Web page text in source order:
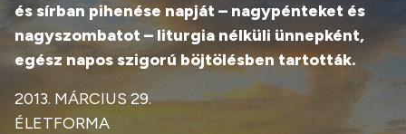
és sírban pihenése napját – nagypénteket és
nagyszombatot – liturgia nélküli ünnepként,
egész napos szigorú böjtölésben tartották.
2013. MÁRCIUS 29.
ÉLETFORMA